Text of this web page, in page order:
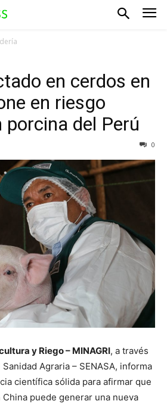
en cerdos en
en riesgo
porcina del Perú
0
y Riego – MINAGRI, a través
Agraria – SENASA, informa
científica sólida para afirmar que
puede generar una nueva